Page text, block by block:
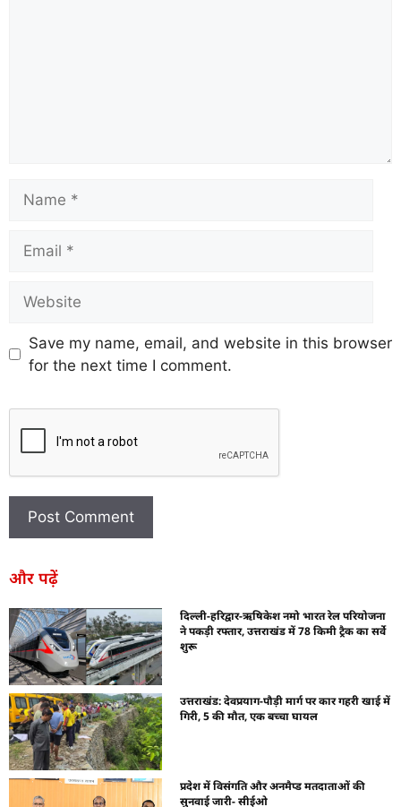
Save my name, email, and website in this browser
for the next time I comment.
और पढ़ें
दिल्ली-हरिद्वार-ऋषिकेश नमो भारत रेल परियोजना
ने पकड़ी रफ्तार, उत्तराखंड में 78 किमी ट्रैक का सर्वे
शुरू
उत्तराखंड: देवप्रयाग-पौड़ी मार्ग पर कार गहरी खाई में
गिरी, 5 की मौत, एक बच्चा घायल
प्रदेश में विसंगति और अनमैप्ड मतदाताओं की
सुनवाई जारी- सीईओ